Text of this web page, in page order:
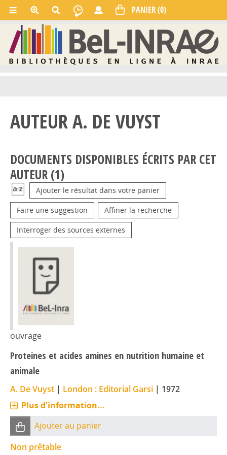
AUTEUR A. DE VUYST
DOCUMENTS DISPONIBLES ÉCRITS PAR CET
AUTEUR (1)
Ajouter le résultat dans votre panier
Faire une suggestion Affiner la recherche
Interroger des sources externes
ouvrage
Proteines et acides amines en nutrition humaine et
animale
A. De Vuyst | London : Editorial Garsi | 1972
Plus d'information...
Ajouter au panier
Non prêtable